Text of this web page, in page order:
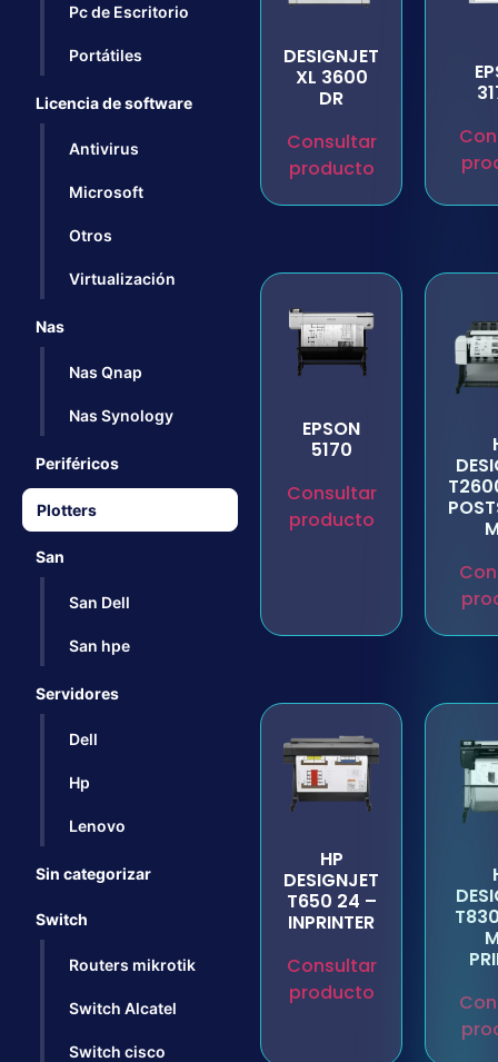
Pc de Escritorio
Portátiles
Licencia de software
Antivirus
Microsoft
Otros
Virtualización
Nas
Nas Qnap
Nas Synology
Periféricos
Plotters
San
San Dell
San hpe
Servidores
Dell
Hp
Lenovo
Sin categorizar
Switch
Routers mikrotik
Switch Alcatel
Switch cisco
DESIGNJET
XL 3600
DR
Consultar
producto
EPSON
5170
Consultar
producto
HP
DESIGNJET
T650 24 –
INPRINTER
Consultar
producto